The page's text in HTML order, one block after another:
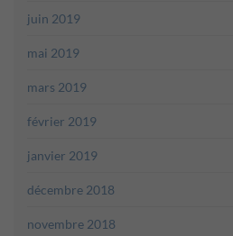
juin 2019
mai 2019
mars 2019
février 2019
janvier 2019
décembre 2018
novembre 2018